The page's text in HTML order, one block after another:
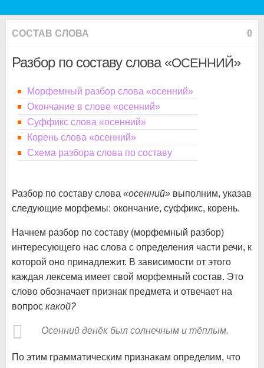
СОСТАВ СЛОВА 0
Разбор по составу слова «ОСЕННИЙ»
Морфемный разбор слова «осенний»
Окончание в слове «осенний»
Суффикс слова «осенний»
Корень слова «осенний»
Схема разбора слова по составу
Разбор по составу слова «осенний» выполним, указав
следующие морфемы: окончание, суффикс, корень.
Начнем разбор по составу (морфемный разбор)
интересующего нас слова с определения части речи, к
которой оно принадлежит. В зависимости от этого
каждая лексема имеет свой морфемный состав. Это
слово обозначает признак предмета и отвечает на
вопрос какой?
Осенний денёк был солнечным и тёплым.
По этим грамматическим признакам определим, что